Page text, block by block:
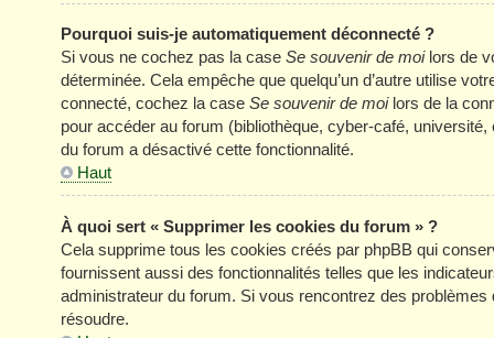
Pourquoi suis-je automatiquement déconnecté ?
Si vous ne cochez pas la case Se souvenir de moilors de
déterminée. Cela empêche que quelqu’un d’autre utilise
connecté, cochez la case Se souvenir de moilors de la
pour accéder au forum (bibliothèque, cyber-café,
du forum a désactivé cette fonctionnalité.
Haut
À quoi sert « Supprimer les cookies du forum » ?
Cela supprime tous les cookies créés par phpBB qui
fournissent aussi des fonctionnalités telles que les
administrateur du forum. Si vous rencontrez des
résoudre.